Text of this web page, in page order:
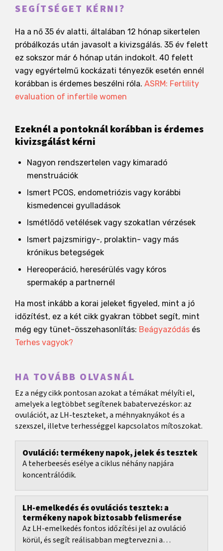
SEGÍTSÉGET KÉRNI?
Ha a nő 35 év alatti, általában 12 hónap sikertelen
próbálkozás után javasolt a kivizsgálás. 35 év felett
ez sokszor már 6 hónap után indokolt. 40 felett
vagy egyértelmű kockázati tényezők esetén ennél
korábban is érdemes beszélni róla. ASRM: Fertility
evaluation of infertile women
Ezeknél a pontoknál korábban is érdemes
kivizsgálást kérni
Nagyon rendszertelen vagy kimaradó
menstruációk
Ismert PCOS, endometriózis vagy korábbi
kismedencei gyulladások
Ismétlődő vetélések vagy szokatlan vérzések
Ismert pajzsmirigy-, prolaktin- vagy más
krónikus betegségek
Hereoperáció, heresérülés vagy kóros
spermakép a partnernél
Ha most inkább a korai jeleket figyeled, mint a jó
időzítést, ez a két cikk gyakran többet segít, mint
még egy tünet-összehasonlítás: Beágyazódás és
Terhes vagyok?
HA TOVÁBB OLVASNÁL
Ez a négy cikk pontosan azokat a témákat mélyíti el,
amelyek a legtöbbet segítenek babatervezéskor: az
ovulációt, az LH-teszteket, a méhnyaknyákot és a
szexszel, illetve terhességgel kapcsolatos mítoszokat.
Ovuláció: termékeny napok, jelek és tesztek
A teherbeesés esélye a ciklus néhány napjára
koncentrálódik.
LH-emelkedés és ovulációs tesztek: a
termékeny napok biztosabb felismerése
Az LH-emelkedés fontos időzítési jel az ovuláció
körül, és segít reálisabban megtervezni a